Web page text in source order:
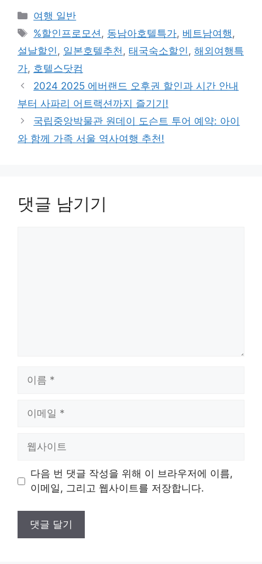
카
테
리
여행 일반
태
그
%할인프로모션, 동남아호텔특가, 베트남여행,
설날할인, 일본호텔추천, 태국숙소할인, 해외여행특
가, 호텔스닷컴
2024 2025 에버랜드 오후권 할인과 시간 안내
부터 사파리 어트랙션까지 즐기기!
국립중앙박물관 원데이 도슨트 투어 예약: 아이
와 함께 가족 서울 역사여행 추천!
댓글 남기기
트
다음 번 댓글 작성을 위해 이 브라우저에 이름,
이메일, 그리고 웹사이트를 저장합니다.